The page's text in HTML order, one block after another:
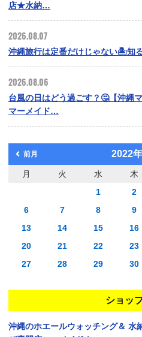
店★水納…
2026.08.07
沖縄旅行は定番だけじゃない🏝️知
2026.08.06
台風の日はどう過ごす？🤔【沖縄
マーメイド…
前月 2022
月 火 水 木
1
2
6
7 8 9
13
14 15 16
20
21 22 23
27
28 29 30
ショッ
沖縄のホエールウォッチング＆ 水